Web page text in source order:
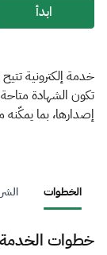
اقتراحات
الإقرار الضريبي
ابدأ
خدمة إلكترونية
تكون الشهادة متاحة
إصدارها، بما يمكّنه
الخطوات
خطوات الخدمة